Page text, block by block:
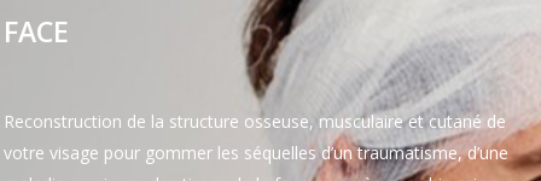
FACE
Reconstruction de la structure osseuse, musculaire et cutané de
votre visage pour gommer les séquelles d’un traumatisme, d’une